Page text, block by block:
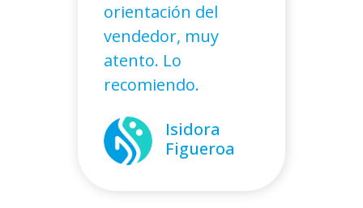
Marcela
Molina
Alejandro
Cáceres
orientación del
vendedor, muy
atento. Lo
recomiendo.
Isidora
Figueroa